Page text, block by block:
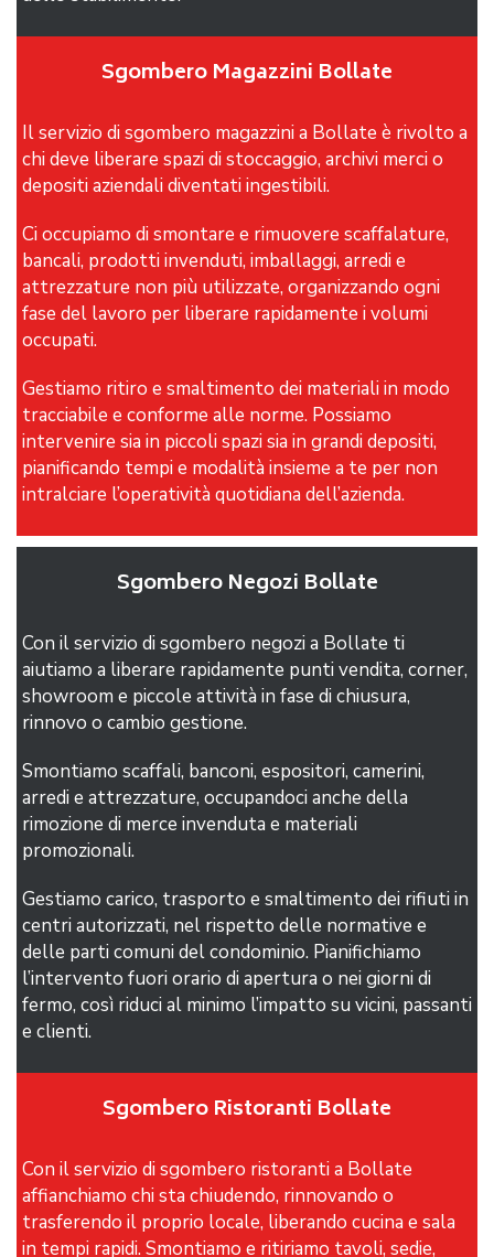
Sgombero Magazzini Bollate
Il servizio di sgombero magazzini a Bollate è rivolto a
chi deve liberare spazi di stoccaggio, archivi merci o
depositi aziendali diventati ingestibili.
Ci occupiamo di smontare e rimuovere scaffalature,
bancali, prodotti invenduti, imballaggi, arredi e
attrezzature non più utilizzate, organizzando ogni
fase del lavoro per liberare rapidamente i volumi
occupati.
Gestiamo ritiro e smaltimento dei materiali in modo
tracciabile e conforme alle norme. Possiamo
intervenire sia in piccoli spazi sia in grandi depositi,
pianificando tempi e modalità insieme a te per non
intralciare l’operatività quotidiana dell’azienda.
Sgombero Negozi Bollate
Con il servizio di sgombero negozi a Bollate ti
aiutiamo a liberare rapidamente punti vendita, corner,
showroom e piccole attività in fase di chiusura,
rinnovo o cambio gestione.
Smontiamo scaffali, banconi, espositori, camerini,
arredi e attrezzature, occupandoci anche della
rimozione di merce invenduta e materiali
promozionali.
Gestiamo carico, trasporto e smaltimento dei rifiuti in
centri autorizzati, nel rispetto delle normative e
delle parti comuni del condominio. Pianifichiamo
l’intervento fuori orario di apertura o nei giorni di
fermo, così riduci al minimo l’impatto su vicini, passanti
e clienti.
Sgombero Ristoranti Bollate
Con il servizio di sgombero ristoranti a Bollate
affianchiamo chi sta chiudendo, rinnovando o
trasferendo il proprio locale, liberando cucina e sala
in tempi rapidi. Smontiamo e ritiriamo tavoli, sedie,